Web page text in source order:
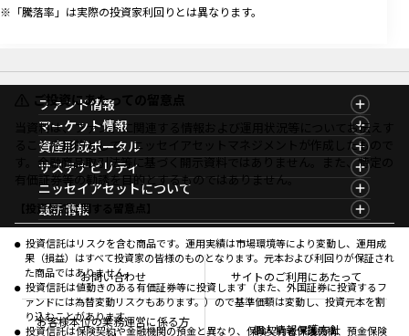
※「騰落率」は実際の投資家利回りとは異なります。
ご投資にあたっての留意点
当資料は、ファンドに関連する情報および運用状況等についてお伝えす
ることを目的として、ニッセイアセットマネジメントが作成したもので
す。金融商品取引法等に基づく開示資料ではありません。また、特定の
有価証券等の勧誘を目的とするものではありません。
【投資信託に関する留意点】
投資信託はリスクを含む商品です。運用実績は市場環境等により変動し、運用成
果（損益）はすべて投資家の皆様のものとなります。元本および利回りが保証され
た商品ではありません。
投資信託は値動きのある有価証券等に投資します（また、外国証券に投資するフ
ァンドには為替変動リスクもあります。）ので基準価額は変動し、投資元本を割
り込むことがあります。
投資信託は保険契約や金融機関の預金と異なり、保険契約者保護機構、預金保険
ファンド情報
ファンド情報TOP
基準価額一覧
ファンド検索
ファンド比較
決算カレンダー
海外休日カレンダー
投資信託新商品のご案内
投資信託償還商品のご案内
ちょこっと3分！ファンドシアター
有価証券届出書の効力の発生の有無について
こだわりのインデックスファンド 購入・換金手数料
なしシリーズ
確定拠出年金について
マーケット情報
マーケット情報TOP
マーケット指数
マーケットレポート
コラム
ファンドレポート
資産形成ポータル
資産形成ポータルTOP
資産形成サービス
Nダイレクト
Goal Navi
資産形成サポート
NAMシティ
お問い合わせ
サステナビリティ
サステナビリティTOP
サステナビリティ経営
サステナブル投資
ニッセイアセットについて
ニッセイアセットについてTOP
会社情報
プレスリリース
受賞歴
方針・その他開示情報
採用情報
公式キャラクターのご紹介
最新情報
マーケットニュース
商品ニュース
おしらせ
メディアお問い合わせ サイトのご利用にあたって
お客様本位の業務運営に係る方
個人情報保護方針